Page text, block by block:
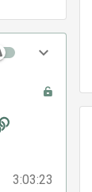
keyboard_arrow_down
3:03:23